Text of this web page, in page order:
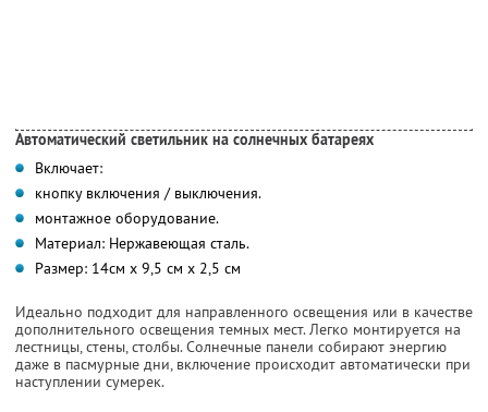
Автоматический светильник на солнечных батареях
Включает:
кнопку включения / выключения.
монтажное оборудование.
Материал: Нержавеющая сталь.
Размер: 14см х 9,5 см х 2,5 см
Идеально подходит для направленного освещения или в качестве
дополнительного освещения темных мест. Легко монтируется на
лестницы, стены, столбы. Солнечные панели собирают энергию
даже в пасмурные дни, включение происходит автоматически при
наступлении сумерек.